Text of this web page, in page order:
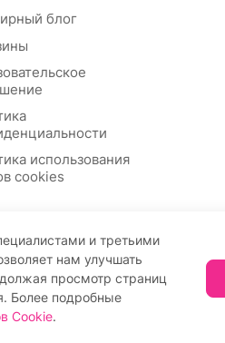
блог
использования
cookies
309774618400122
и третьими
нам улучшать
просмотр страниц
Более подробные
Cookie.